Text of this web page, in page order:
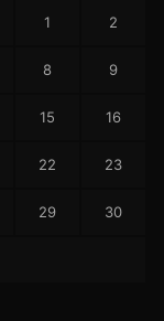
1 2
8 9
15 16
22 23
29 30